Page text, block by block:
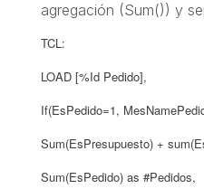
agregación (Sum()) y
TCL:
LOAD [%Id Pedido],
If(EsPedido=1,
Sum(EsPresupuesto) +
Sum(EsPedido) as #Pedidos,